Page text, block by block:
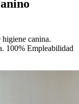
higiene canina.
100% Empleabilidad